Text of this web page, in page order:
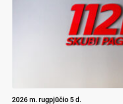
2026 m. rugpjūčio 5 d.